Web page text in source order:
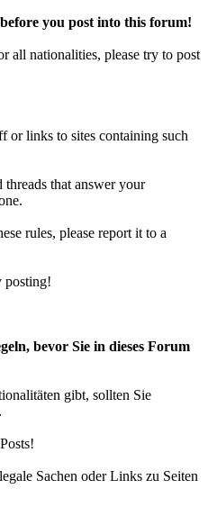
you post into this forum!
all nationalities, please try to post
or links to sites containing such
threads that answer your
rules, please report it to a
posting!
bevor Sie in dieses Forum
gibt, sollten Sie
Sachen oder Links zu Seiten